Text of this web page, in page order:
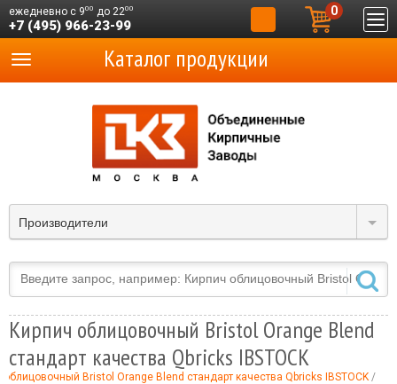
ежедневно с 900 до 2200
+7 (495) 966-23-99
0
Производители
Каталог продукции
Кирпич облицовочный Bristol Orange Blend
стандарт качества Qbricks IBSTOCK
облицовочный Bristol Orange Blend стандарт качества Qbricks IBSTOCK